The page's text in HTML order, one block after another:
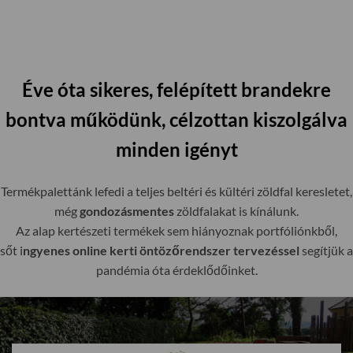
Éve óta sikeres, felépített brandekre
bontva működünk, célzottan kiszolgálva
minden igényt
Termékpalettánk lefedi a teljes beltéri és kültéri zöldfal keresletet,
méggondozásmentes zöldfalakat is kínálunk.
Az alap kertészeti termékek sem hiányoznak portfóliónkből,
sőt ingyenes online kerti öntözőrendszer tervezéssel segítjük a
pandémia óta érdeklődőinket.